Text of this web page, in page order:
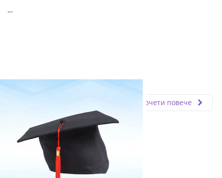
…
Fly.bg
Прочети повече